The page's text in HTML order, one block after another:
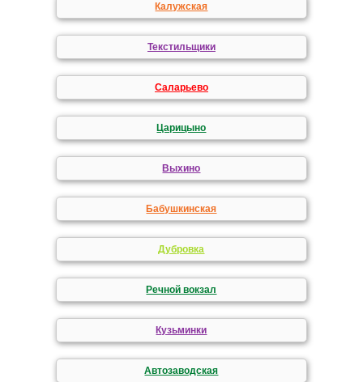
Калужская
Текстильщики
Саларьево
Царицыно
Выхино
Бабушкинская
Дубровка
Речной вокзал
Кузьминки
Автозаводская